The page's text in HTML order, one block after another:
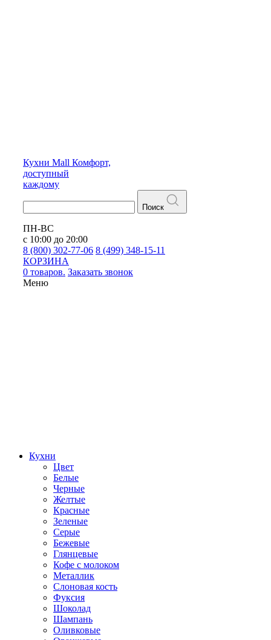
Кухни Mall Комфорт,
доступный
каждому
Поиск
ПН-ВС
с 10:00 до 20:00
8 (800) 302-77-06 8 (499) 348-15-11
КОРЗИНА
0 товаров. Заказать звонок
Меню
Кухни
Цвет
Белые
Черные
Желтые
Красные
Зеленые
Серые
Бежевые
Глянцевые
Кофе с молоком
Металлик
Слоновая кость
Фуксия
Шоколад
Шампань
Оливковые